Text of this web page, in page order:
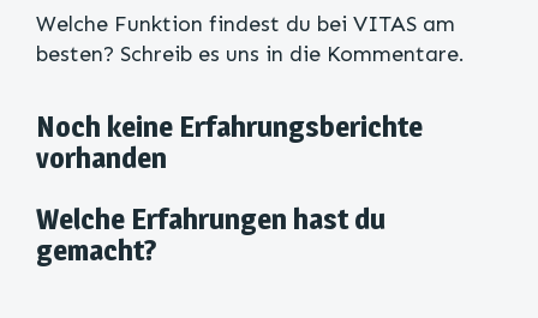
Welche Funktion findest du bei VITAS am
besten? Schreib es uns in die Kommentare.
Noch keine Erfahrungsberichte
vorhanden
Welche Erfahrungen hast du
gemacht?